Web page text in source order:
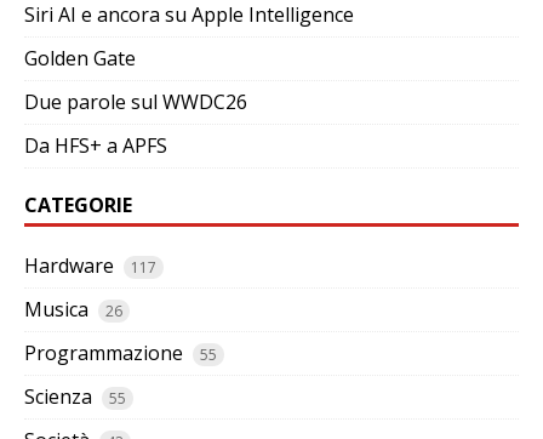
Siri AI e ancora su Apple Intelligence
Golden Gate
Due parole sul WWDC26
Da HFS+ a APFS
CATEGORIE
Hardware 117
Musica 26
Programmazione 55
Scienza 55